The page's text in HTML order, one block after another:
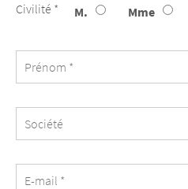
Civilité * M. Mme